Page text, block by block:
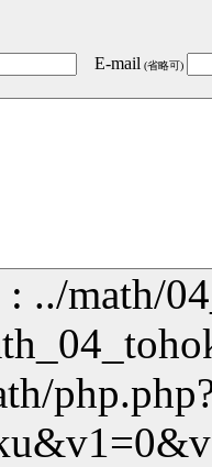
E-mail (省略可)
../math/